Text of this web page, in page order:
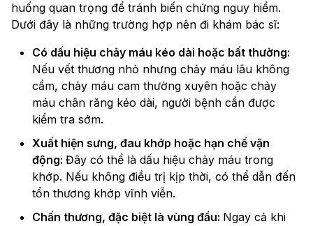
huống quan trọng để tránh biến chứng nguy hiểm.
Dưới đây là những trường hợp nên đi khám bác sĩ:
Có dấu hiệu chảy máu kéo dài hoặc bất thường:
Nếu vết thương nhỏ nhưng chảy máu lâu không
cầm, chảy máu cam thường xuyên hoặc chảy
máu chân răng kéo dài, người bệnh cần được
kiểm tra sớm.
Xuất hiện sưng, đau khớp hoặc hạn chế vận
động: Đây có thể là dấu hiệu chảy máu trong
khớp. Nếu không điều trị kịp thời, có thể dẫn đến
tổn thương khớp vĩnh viễn.
Chấn thương, đặc biệt là vùng đầu: Ngay cả khi